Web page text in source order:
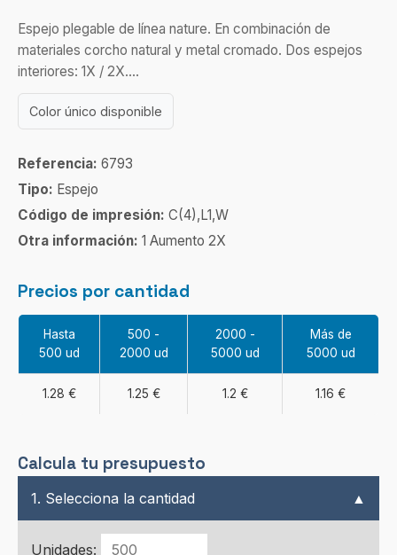
Espejo plegable de línea nature. En combinación de
materiales corcho natural y metal cromado. Dos espejos
interiores: 1X / 2X....
Color único disponible
Referencia: 6793
Tipo: Espejo
Código de impresión: C(4),L1,W
Otra información: 1 Aumento 2X
Precios por cantidad
Hasta
500 ud
500 -
2000 ud
2000 -
5000 ud
Más de
5000 ud
1.28 € 1.25 € 1.2 € 1.16 €
Calcula tu presupuesto
1. Selecciona la cantidad ▲
Unidades: